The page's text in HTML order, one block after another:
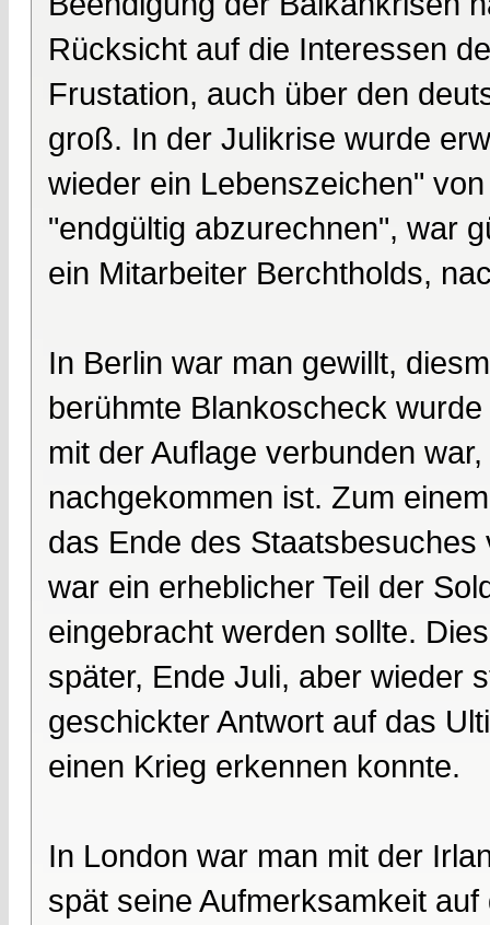
Rücksicht auf die Interessen
Frustation, auch über den
groß. In der Julikrise wurde
wieder ein Lebenszeichen"
"endgültig abzurechnen", war
ein Mitarbeiter Berchtholds,
In Berlin war man gewillt,
berühmte Blankoscheck
mit der Auflage verbunden
nachgekommen ist. Zum
das Ende des
war ein erheblicher Teil der
eingebracht werden sollte.
später, Ende Juli, aber wieder
geschickter Antwort auf das
einen Krieg erkennen konnte.
In London war man mit der
spät seine Aufmerksamkeit